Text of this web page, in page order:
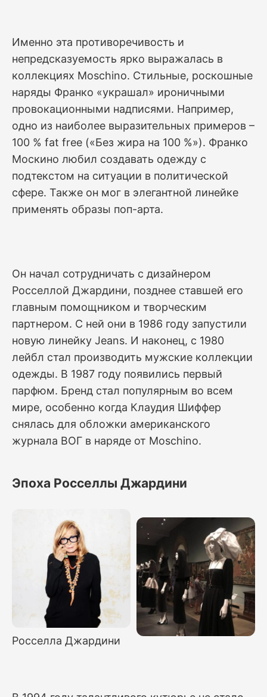
Именно эта противоречивость и
непредсказуемость ярко выражалась в
коллекциях Moschino. Стильные, роскошные
наряды Франко «украшал» ироничными
провокационными надписями. Например,
одно из наиболее выразительных примеров –
100 % fat free («Без жира на 100 %»). Франко
Москино любил создавать одежду с
подтекстом на ситуации в политической
сфере. Также он мог в элегантной линейке
применять образы поп-арта.
Он начал сотрудничать с дизайнером
Росселлой Джардини, позднее ставшей его
главным помощником и творческим
партнером. С ней они в 1986 году запустили
новую линейку Jeans. И наконец, с 1980
лейбл стал производить мужские коллекции
одежды. В 1987 году появились первый
парфюм. Бренд стал популярным во всем
мире, особенно когда Клаудия Шиффер
снялась для обложки американского
журнала ВОГ в наряде от Moschino.
Эпоха Росселлы Джардини
Росселла Джардини